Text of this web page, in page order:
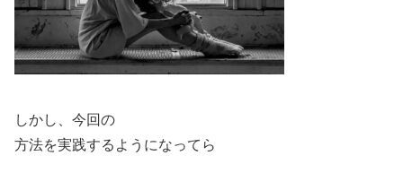
しかし、今回の
方法を実践するようになってら